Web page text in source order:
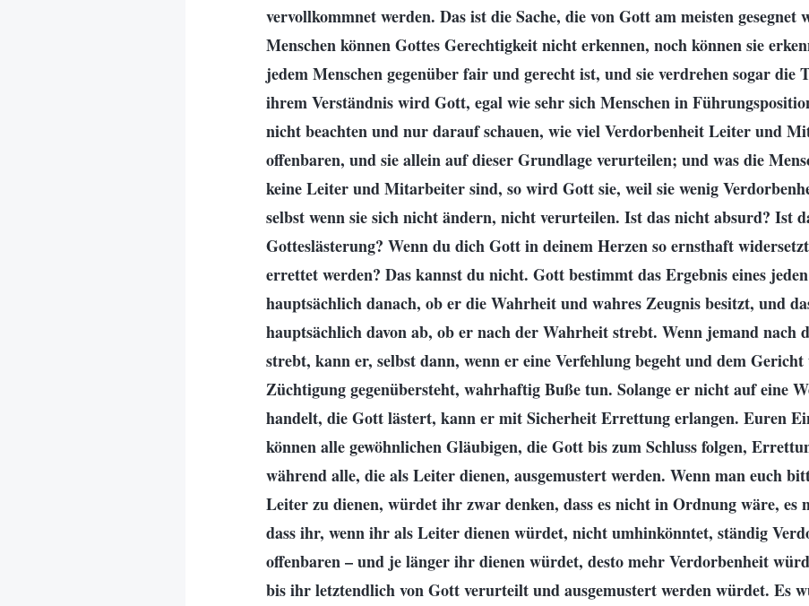
vervollkommnet werden. Das ist die Sache, die von Gott am meisten gesegnet
Menschen können Gottes Gerechtigkeit nicht erkennen, noch können sie
jedem Menschen gegenüber fair und gerecht ist, und sie verdrehen sogar die
ihrem Verständnis wird Gott, egal wie sehr sich Menschen in
nicht beachten und nur darauf schauen, wie viel Verdorbenheit Leiter und
offenbaren, und sie allein auf dieser Grundlage verurteilen; und was die
keine Leiter und Mitarbeiter sind, so wird Gott sie, weil sie wenig
selbst wenn sie sich nicht ändern, nicht verurteilen. Ist das nicht absurd? Ist
Gotteslästerung? Wenn du dich Gott in deinem Herzen so ernsthaft
errettet werden? Das kannst du nicht. Gott bestimmt das Ergebnis eines
hauptsächlich danach, ob er die Wahrheit und wahres Zeugnis besitzt, und
hauptsächlich davon ab, ob er nach der Wahrheit strebt. Wenn jemand nach
strebt, kann er, selbst dann, wenn er eine Verfehlung begeht und dem
Züchtigung gegenübersteht, wahrhaftig Buße tun. Solange er nicht auf eine
handelt, die Gott lästert, kann er mit Sicherheit Errettung erlangen. Euren
können alle gewöhnlichen Gläubigen, die Gott bis zum Schluss folgen,
während alle, die als Leiter dienen, ausgemustert werden. Wenn man euch
Leiter zu dienen, würdet ihr zwar denken, dass es nicht in Ordnung wäre, es
dass ihr, wenn ihr als Leiter dienen würdet, nicht umhinkönntet, ständig
offenbaren – und je länger ihr dienen würdet, desto mehr Verdorbenheit
bis ihr letztendlich von Gott verurteilt und ausgemustert werden würdet. Es